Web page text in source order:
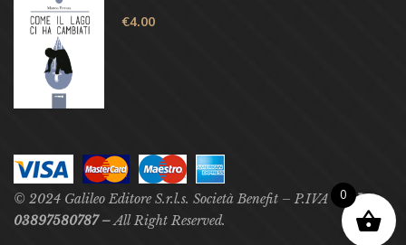
€4.00
© 2024 Galileo Editore S.r.l.s. Società Benefit – P.IVA –P.Iva
03897580787 – All Right Reserved.
0